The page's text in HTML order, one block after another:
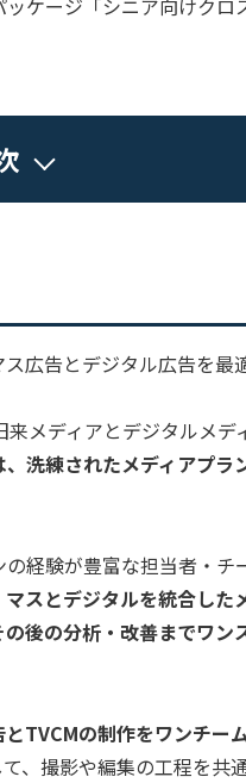
ケージ「シニア向けクロ
ス広告とデジタル広告を最
メディアとデジタルメデ
洗練されたメディアプラ
経験が豊富な担当者・チ
マスとデジタルを統合した
後の分析・改善までワン
TVCMの制作をワンチー
、撮影や編集の工程を共